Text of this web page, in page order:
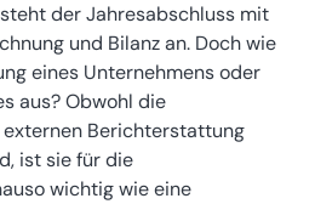
muss
kennzeichnet einen
der Jahresabschluss mit
und Bilanz an. Doch wie
eines Unternehmens oder
aus? Obwohl die
Berichterstattung
ist sie für die
wichtig wie eine